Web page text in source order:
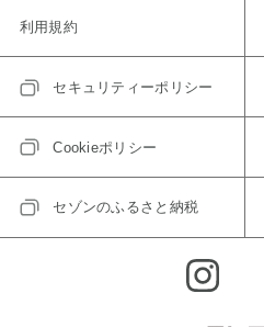
利用規約
セキュリティーポリシー
Cookieポリシー
セゾンのふるさと納税